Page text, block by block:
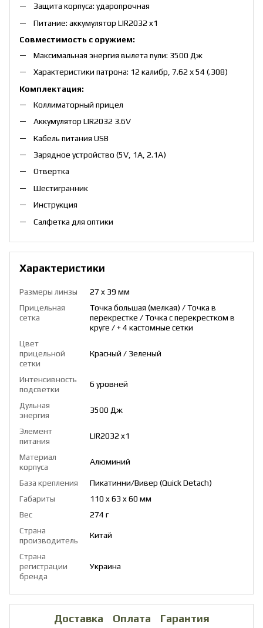
Защита корпуса: ударопрочная
Питание: аккумулятор LIR2032 x1
Совместимость с оружием:
Максимальная энергия вылета пули: 3500 Дж
Характеристики патрона: 12 калибр, 7.62 х 54 (.308)
Комплектация:
Коллиматорный прицел
Аккумулятор LIR2032 3.6V
Кабель питания USB
Зарядное устройство (5V, 1A, 2.1А)
Отвертка
Шестигранник
Инструкция
Салфетка для оптики
Характеристики
Размеры линзы
27 x 39 мм
Прицельная
сетка
Точка большая (мелкая) / Точка в
перекрестке / Точка с перекрестком в
круге / + 4 кастомные сетки
Цвет
прицельной
сетки
Красный / Зеленый
Интенсивность
подсветки
6 уровней
Дульная
энергия
3500 Дж
Элемент
питания
LIR2032 x1
Материал
корпуса
Алюминий
База крепления
Пикатинни/Вивер (Quick Detach)
Габариты
110 x 63 x 60 мм
Вес
274 г
Страна
производитель
Китай
Страна
регистрации
бренда
Украина
Доставка Оплата Гарантия